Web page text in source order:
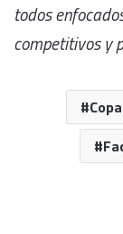
todos
competitivos y